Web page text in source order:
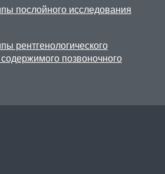
послойного исследования
рентгенологического
позвоночного